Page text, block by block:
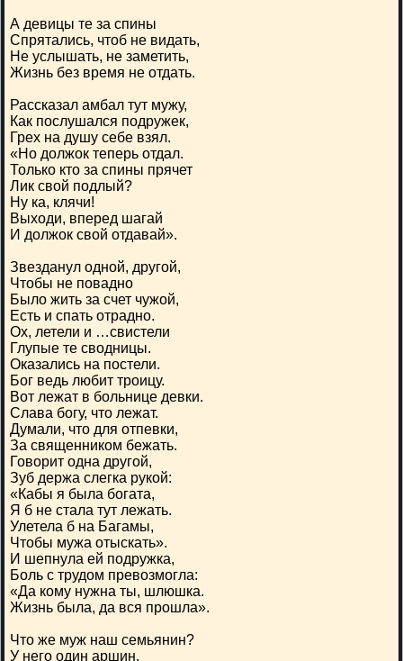
А девицы те за спины
Спрятались, чтоб не видать,
Не услышать, не заметить,
Жизнь без время не отдать.
Рассказал амбал тут мужу,
Как послушался подружек,
Грех на душу себе взял.
«Но должок теперь отдал.
Только кто за спины прячет
Лик свой подлый?
Ну ка, клячи!
Выходи, вперед шагай
И должок свой отдавай».
Звезданул одной, другой,
Чтобы не повадно
Было жить за счет чужой,
Есть и спать отрадно.
Ох, летели и …свистели
Глупые те сводницы.
Оказались на постели.
Бог ведь любит троицу.
Вот лежат в больнице девки.
Слава богу, что лежат.
Думали, что для отпевки,
За священником бежать.
Говорит одна другой,
Зуб держа слегка рукой:
«Кабы я была богата,
Я б не стала тут лежать.
Улетела б на Багамы,
Чтобы мужа отыскать».
И шепнула ей подружка,
Боль с трудом превозмогла:
«Да кому нужна ты, шлюшка.
Жизнь была, да вся прошла».
Что же муж наш семьянин?
У него один аршин.